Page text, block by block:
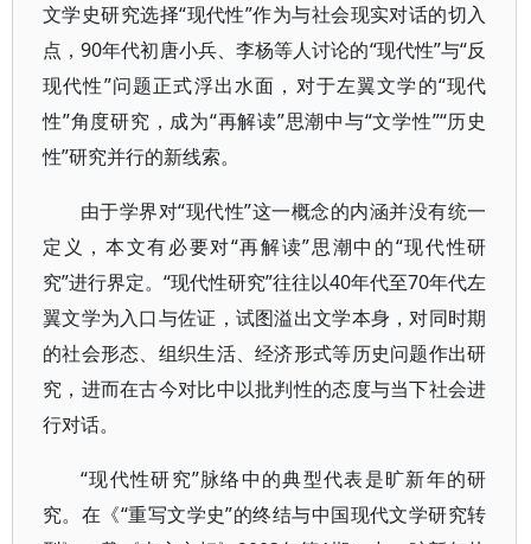
文学史研究选择“现代性”作为与社会现实对话的切入
点，90年代初唐小兵、李杨等人讨论的“现代性”与“反
现代性”问题正式浮出水面，对于左翼文学的“现代
性”角度研究，成为“再解读”思潮中与“文学性”“历史
性”研究并行的新线索。
由于学界对“现代性”这一概念的内涵并没有统一
定义，本文有必要对“再解读”思潮中的“现代性研
究”进行界定。“现代性研究”往往以40年代至70年代左
翼文学为入口与佐证，试图溢出文学本身，对同时期
的社会形态、组织生活、经济形式等历史问题作出研
究，进而在古今对比中以批判性的态度与当下社会进
行对话。
“现代性研究”脉络中的典型代表是旷新年的研
究。在《“重写文学史”的终结与中国现代文学研究转